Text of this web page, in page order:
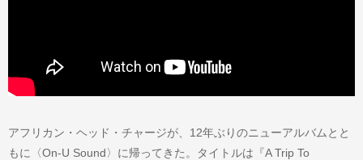
アフリカン・ヘッド・チャージが、12年ぶりのニューアルバムとと
もに〈On-U Sound〉に帰ってきた。タイトルは『A Trip To